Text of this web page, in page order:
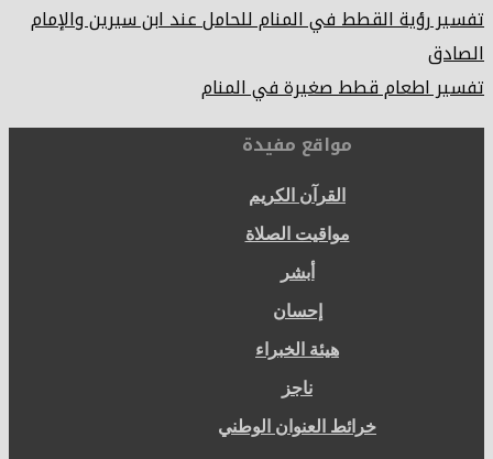
تفسير رؤية القطط في المنام للحامل عند ابن سيرين والإمام
الصادق
تفسير اطعام قطط صغيرة في المنام
مواقع مفيدة
القرآن الكريم
مواقيت الصلاة
أبشر
إحسان
هيئة الخبراء
ناجز
خرائط العنوان الوطني